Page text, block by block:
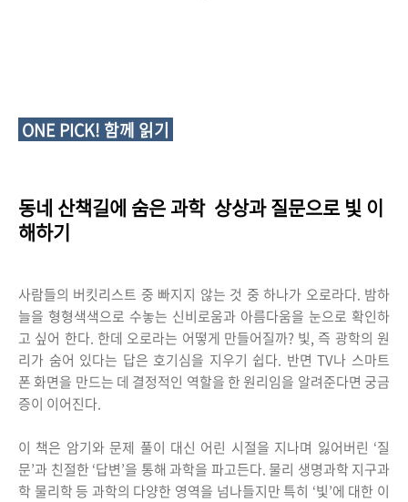
ONE PICK! 함께 읽기
동네 산책길에 숨은 과학 상상과 질문으로 빛 이
해하기
사람들의 버킷리스트 중 빠지지 않는 것 중 하나가 오로라다. 밤하
늘을 형형색색으로 수놓는 신비로움과 아름다움을 눈으로 확인하
고 싶어 한다. 한데 오로라는 어떻게 만들어질까? 빛, 즉 광학의 원
리가 숨어 있다는 답은 호기심을 지우기 쉽다. 반면 TV나 스마트
폰 화면을 만드는 데 결정적인 역할을 한 원리임을 알려준다면 궁금
증이 이어진다.
이 책은 암기와 문제 풀이 대신 어린 시절을 지나며 잃어버린 ‘질
문’과 친절한 ‘답변’을 통해 과학을 파고든다. 물리 생명과학 지구과
학 물리학 등 과학의 다양한 영역을 넘나들지만 특히 ‘빛’에 대한 이